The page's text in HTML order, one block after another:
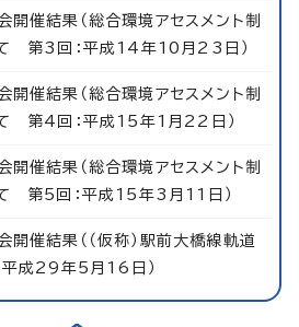
催結果（総合環境アセスメント制
第3回：平成14年10月23日）
催結果（総合環境アセスメント制
第4回：平成15年1月22日）
催結果（総合環境アセスメント制
第5回：平成15年3月11日）
催結果（（仮称）駅前大橋線軌道
成29年5月16日）